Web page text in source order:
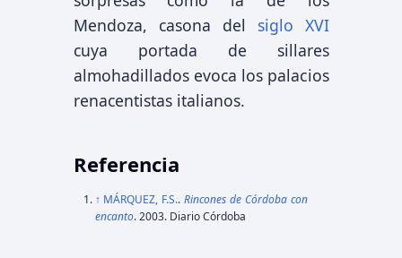
Mendoza, casona del siglo XVI
cuya portada de sillares
almohadillados evoca los palacios
renacentistas italianos.
Referencia
↑ MÁRQUEZ, F.S..Rincones de Córdoba con
encanto. 2003. Diario Córdoba